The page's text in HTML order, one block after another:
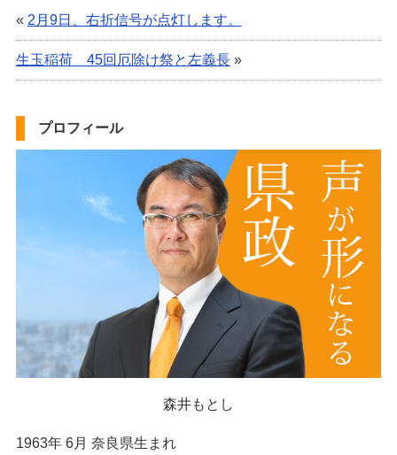
« 2月9日、右折信号が点灯します。
生玉稲荷 45回厄除け祭と左義長»
プロフィール
森井もとし
1963年 6月 奈良県生まれ